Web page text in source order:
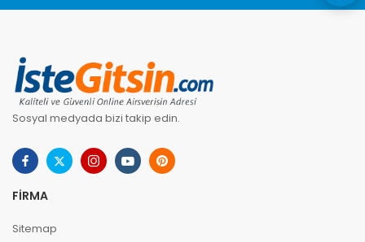
Sosyal medyada bizi takip edin.
FIRMA
Sitemap